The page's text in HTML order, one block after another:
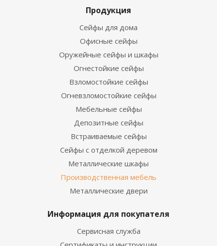
Продукция
Сейфы для дома
Офисные сейфы
Оружейные сейфы и шкафы
Огнестойкие сейфы
Взломостойкие сейфы
Огневзломостойкие сейфы
Мебельные сейфы
Депозитные сейфы
Встраиваемые сейфы
Сейфы с отделкой деревом
Металлические шкафы
Производственная мебель
Металлические двери
Информация для покупателя
Сервисная служба